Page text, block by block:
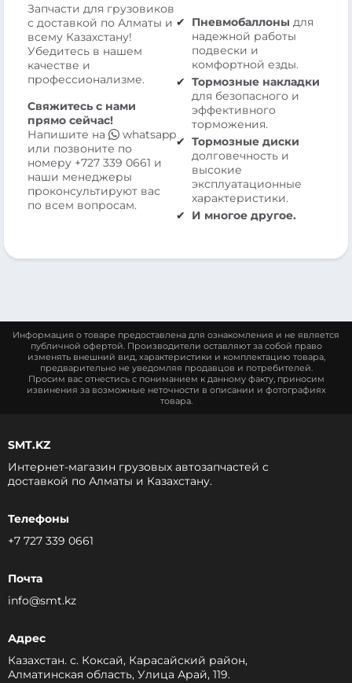
Запчасти для грузовиков
с доставкой по Алматы и
всему Казахстану!
Убедитесь в нашем
качестве и
профессионализме.
Свяжитесь с нами
прямо сейчас!
Напишите на
whatsapp
или позвоните по
номеру +727 339 0661 и
наши менеджеры
проконсультируют вас
по всем вопросам.
Пневмобаллоны для
надежной работы
подвески и
комфортной езды.
Тормозные накладки
для безопасного и
эффективного
торможения.
Тормозные диски
долговечность и
высокие
эксплуатационные
характеристики.
И многое другое.
Информация о товаре предоставлена для ознакомления и не является
публичной офертой. Производители оставляют за собой право
изменять внешний вид, характеристики и комплектацию товара,
предварительно не уведомляя продавцов и потребителей.
Просим вас отнестись с пониманием к данному факту, приносим
извинения за возможные неточности в описании и фотографиях
товара.
SMT.KZ
Интернет-магазин грузовых автозапчастей c
доставкой по Алматы и Казахстану.
Телефоны
+7 727 339 0661
Почта
info@smt.kz
Адрес
Казахстан. с. Коксай, Карасайский район,
Алматинская область, Улица Арай, 119.